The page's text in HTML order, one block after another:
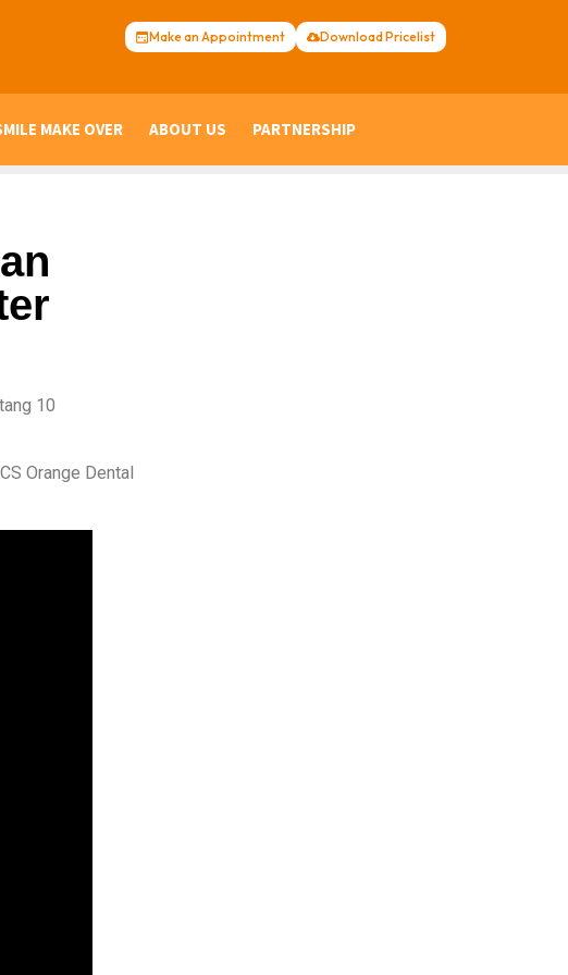
Download Pricelist
Make an Appointment
MAKE OVER ABOUT US PARTNERSHIP
10
Orange Dental